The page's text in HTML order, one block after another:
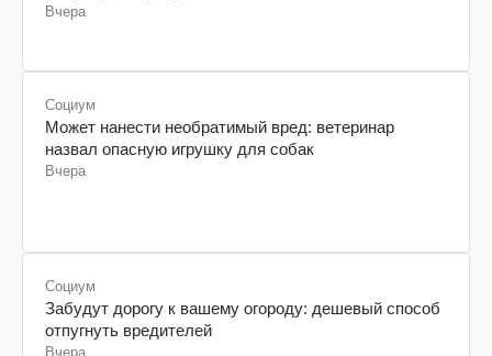
Вчера
Социум
Может нанести необратимый вред: ветеринар
назвал опасную игрушку для собак
Вчера
Социум
Забудут дорогу к вашему огороду: дешевый способ
отпугнуть вредителей
Вчера